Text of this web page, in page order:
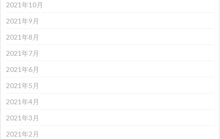
2021年10月
2021年9月
2021年8月
2021年7月
2021年6月
2021年5月
2021年4月
2021年3月
2021年2月